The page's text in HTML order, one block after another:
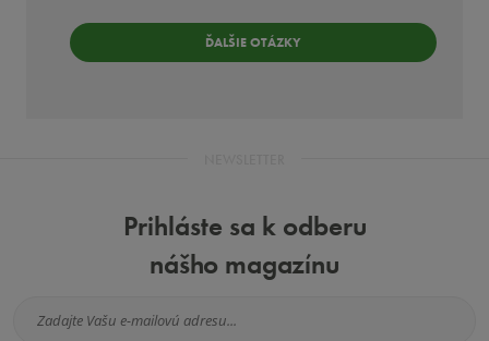
ĎALŠIE OTÁZKY
Prihláste sa k odberu
nášho magazínu